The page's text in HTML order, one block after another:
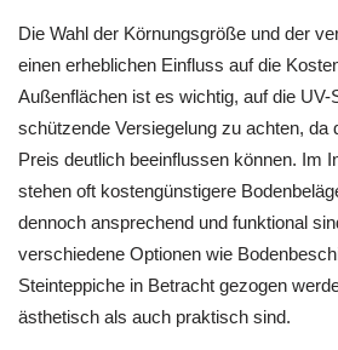
Die Wahl der Körnungsgröße und der
einen erheblichen Einfluss auf die
Außenflächen ist es wichtig, auf die UV-
schützende Versiegelung zu achten, da
Preis deutlich beeinflussen können. Im
stehen oft kostengünstigere
dennoch ansprechend und funktional
verschiedene Optionen wie
Steinteppiche in Betracht gezogen
ästhetisch als auch praktisch sind.